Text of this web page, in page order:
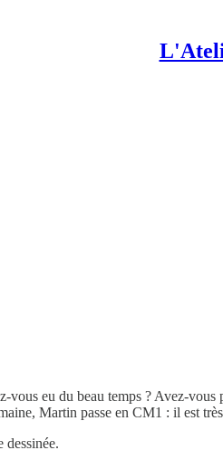
vous eu du beau temps ? Avez-
Martin passe en CM1 : il est
dessinée.